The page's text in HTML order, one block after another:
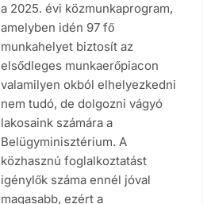
a 2025. évi közmunkaprogram,
amelyben idén 97 fő
munkahelyet biztosít az
elsődleges munkaerőpiacon
valamilyen okból elhelyezkedni
nem tudó, de dolgozni vágyó
lakosaink számára a
Belügyminisztérium. A
közhasznú foglalkoztatást
igénylők száma ennél jóval
magasabb, ezért a